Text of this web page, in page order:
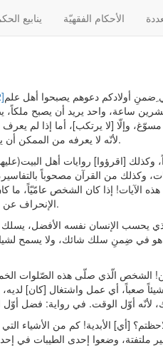
ينابيع الأحکام الفقهیّة
ِضمنِ أولادكم دعوهم يصبحوا أهل علم[2]
ساعة، واحد يريد أن يصبح
وإلّا [لا يرتكب]، أما إذا لم
لأنّه لا يعرفه من الممكن أن يرتكبه، فعلى هذا يجب أن يتعلم الحرام من الحلال.
وكذلك [اقرؤوا] روايات أهل
وكذلك من القرآن مصحوباً بالتفاسير،
الآيات! إذا كان الشخص عامّيّاً، ما
الإنحراف.
يحسب الإنسان نفسه الأفضل، يسلك
في ضِمنِ سلك شائك، ولا يسمح
الشخص الّذي صلّى هذه الصّلوات
صعباً، أي عمل واشتغال [كان]
[أي] الأبدية! كم من الأشياء
ملتفتة، وضعوا إحدى الطيبات في